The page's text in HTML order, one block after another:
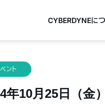
CYBERDYNEに
ント
年10月25日（金